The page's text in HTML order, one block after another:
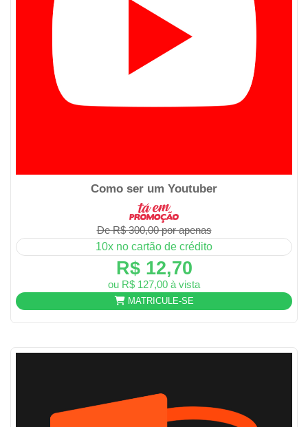
Como ser um Youtuber
De R$ 300,00 por apenas
10x no cartão de crédito
R$ 12,70
ou R$ 127,00 à vista
MATRICULE-SE